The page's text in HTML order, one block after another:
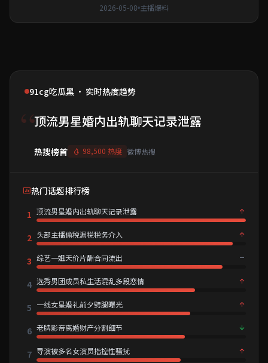
2026-05-08 主播爆料
91cg吃瓜黑 · 实时热度趋势
“顶流男星婚内出轨聊天记录泄露
热搜榜首 98,500 热度 微博热搜
热门话题排行榜
1 顶流男星婚内出轨聊天记录泄露
2 头部主播偷税漏税税务介入
3 综艺一姐天价片酬合同流出
4 选秀男团成员私生活混乱多段恋情
5 一线女星婚礼前夕劈腿曝光
6 老牌影帝离婚财产分割细节
7 导演被多名女演员指控性骚扰